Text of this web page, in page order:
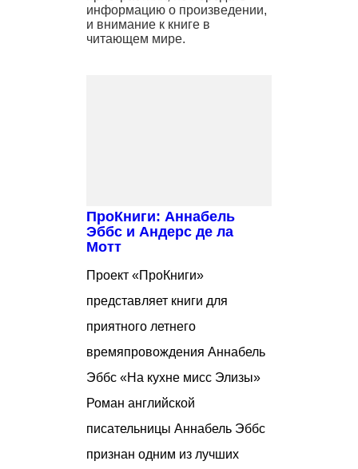
информацию о произведении,
и внимание к книге в
читающем мире.
ПроКниги: Аннабель
Эббс и Андерс де ла
Мотт
Проект «ПроКниги»
представляет книги для
приятного летнего
времяпровождения Аннабель
Эббс «На кухне мисс Элизы»
Роман английской
писательницы Аннабель Эббс
признан одним из лучших